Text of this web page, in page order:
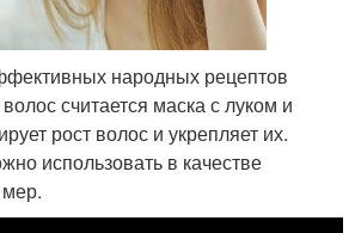
народных рецептов
считается маска с луком и
рост волос и укрепляет их.
использовать в качестве